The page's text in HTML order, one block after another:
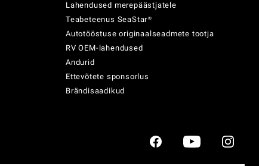
Lahendused merepäästjatele
Teabeteenus SeaStar®
Autotööstuse originaalseadmete tootja
RV OEM-lahendused
Andurid
Ettevõtete sponsorlus
Brändisaadikud